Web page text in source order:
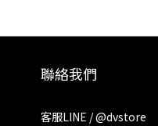
聯絡我們
客服LINE / @dvstore